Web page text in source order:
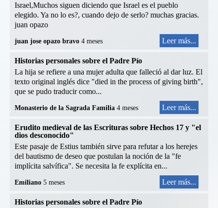
Israel,Muchos siguen diciendo que Israel es el pueblo
elegido. Ya no lo es?, cuando dejo de serlo? muchas gracias.
juan opazo
juan jose opazo bravo 4 meses Leer más...
Historias personales sobre el Padre Pío
La hija se refiere a una mujer adulta que falleció al dar luz. El
texto original inglés dice "died in the process of giving birth",
que se pudo traducir como...
Monasterio de la Sagrada Familia 4 meses Leer más...
Erudito medieval de las Escrituras sobre Hechos 17 y "el
dios desconocido"
Este pasaje de Estius también sirve para refutar a los herejes
del bautismo de deseo que postulan la noción de la "fe
implícita salvífica". Se necesita la fe explícita en...
Emiliano 5 meses Leer más...
Historias personales sobre el Padre Pío